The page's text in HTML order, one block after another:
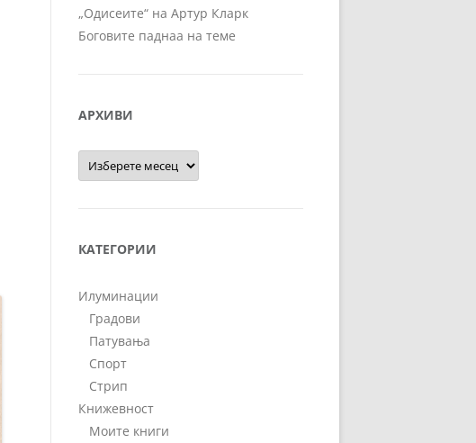
„Одисеите“ на Артур Кларк
Боговите паднаа на теме
АРХИВИ
Архиви
КАТЕГОРИИ
Илуминации
Градови
Патувања
Спорт
Стрип
Книжевност
Моите книги